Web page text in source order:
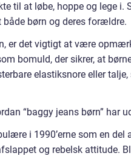
til at løbe, hoppe og lege
børn og deres forældre.
er det vigtigt at være
bomuld, der sikrer, at
elastiksnore eller
“baggy jeans børn” har
i 1990’erne som en del
og rebelsk attitude.